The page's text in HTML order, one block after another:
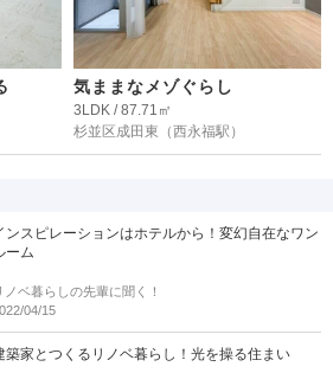
気ままなメゾぐらし
3LDK / 87.71㎡
杉並区成田東 （西永福駅）
ンスピレーションはホテルから！変幻自在なワン
ーム
ノベ暮らしの先輩に聞く！
04/15
築家とつくるリノベ暮らし！光を操る住まい